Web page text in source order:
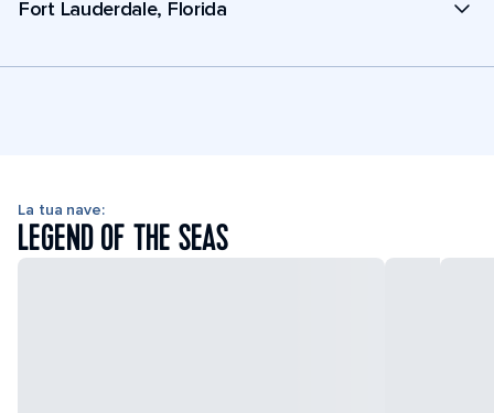
Fort Lauderdale, Florida
La tua nave:
LEGEND OF THE SEAS